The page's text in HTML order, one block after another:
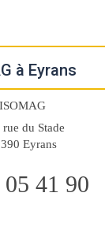
à Eyrans
ISOMAG
rue du Stade
Eyrans
41 90